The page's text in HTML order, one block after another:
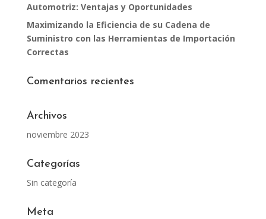
Automotriz: Ventajas y Oportunidades
Maximizando la Eficiencia de su Cadena de
Suministro con las Herramientas de Importación
Correctas
Comentarios recientes
Archivos
noviembre 2023
Categorías
Sin categoría
Meta